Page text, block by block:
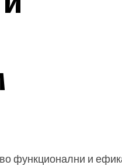
функционални и